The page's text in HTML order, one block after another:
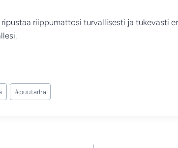
riippumattosi turvallisesti ja tukevasti
#puutarha